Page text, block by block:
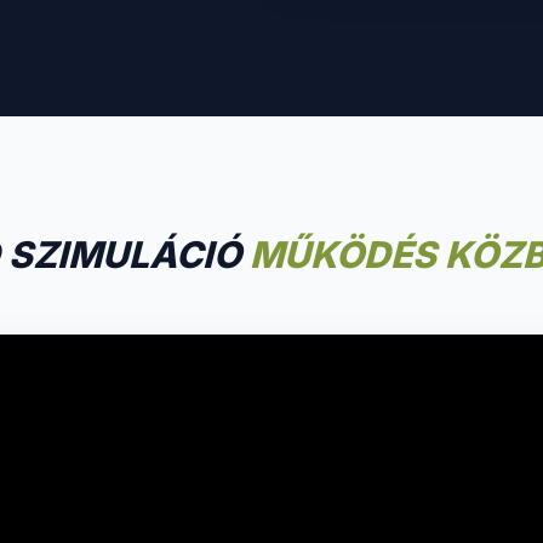
MŰKÖDÉS